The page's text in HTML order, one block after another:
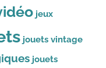
jeux
jouets vintage
jouets